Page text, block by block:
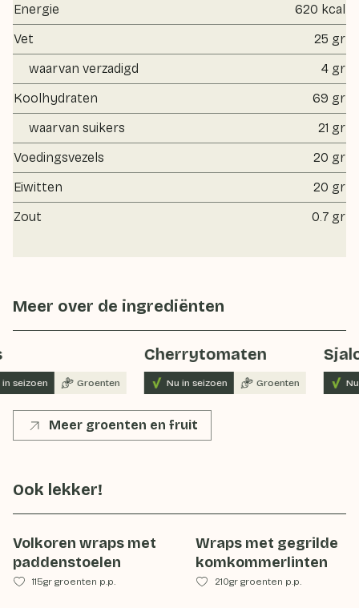
Energie
620 kcal
Vet
25 gr
waarvan verzadigd
4 gr
Koolhydraten
69 gr
waarvan suikers
21 gr
Voedingsvezels
20 gr
Eiwitten
20 gr
Zout
0.7 gr
Meer over de ingrediënten
seizoen Groenten
Cherrytomaten
Nu in seizoen Groenten
Meer groenten en fruit
Ook lekker!
Volkoren wraps met
paddenstoelen
115gr groenten p.p.
Wraps met gegrilde
komkommerlinten
210gr groenten p.p.